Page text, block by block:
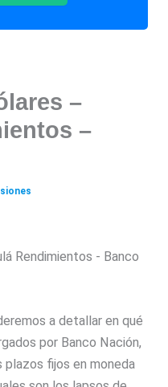
–
–
a detallar en qué
por Banco Nación,
fijos en moneda